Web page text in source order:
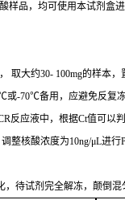
样品，均可使用本试剂盒
取大约30- 100mg的样本，
或-70℃备用，应避免反复冻
反应液中，根据Ct值可以
整核酸浓度为10ng/μL进行
，待试剂完全解冻，颠倒